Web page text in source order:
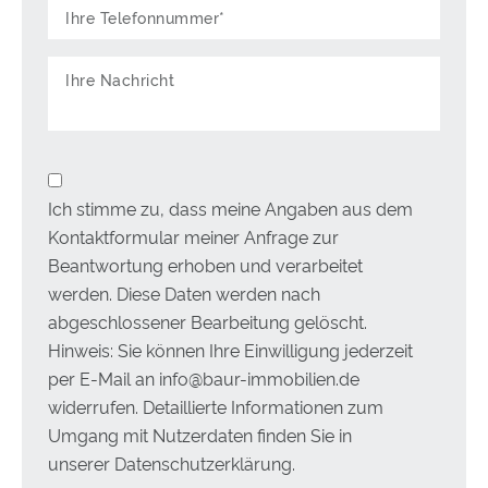
Ich stimme zu, dass meine Angaben aus dem
Kontaktformular meiner Anfrage zur
Beantwortung erhoben und verarbeitet
werden. Diese Daten werden nach
abgeschlossener Bearbeitung gelöscht.
Hinweis: Sie können Ihre Einwilligung jederzeit
per E-Mail an info@baur-immobilien.de
widerrufen. Detaillierte Informationen zum
Umgang mit Nutzerdaten finden Sie in
unserer Datenschutzerklärung.